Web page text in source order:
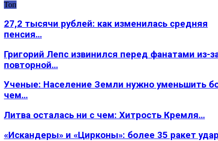
Топ
27,2 тысячи рублей: как изменилась средняя
пенсия…
Григорий Лепс извинился перед фанатами из-
повторной…
Ученые: Население Земли нужно уменьшить
чем…
Литва осталась ни с чем: Хитрость Кремля…
«Искандеры» и «Цирконы»: более 35 ракет